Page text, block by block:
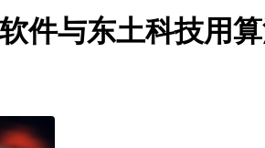
件与东土科技用